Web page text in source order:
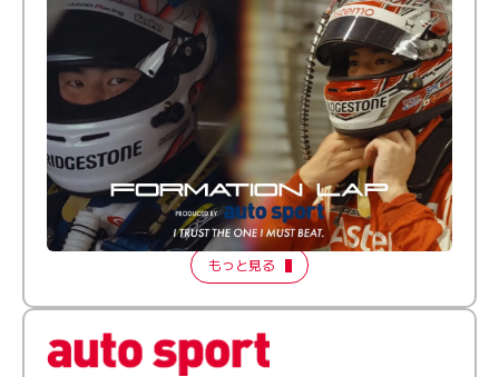
倒す相手を、信じてる。小林利徠斗 × 野村勇斗
【FORMATION LAP Produced by auto sport】
2026 Episode 2
もっと見る